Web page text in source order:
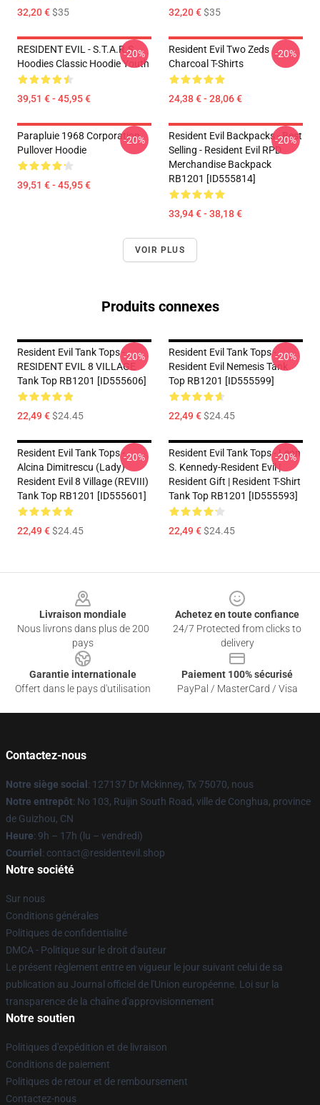
32,20 €$35 32,20 €$35
RESIDENT EVIL - S.T.A.R.S
Hoodies Classic Hoodie Youth
39,51 € - 45,95 €
-20%
Resident Evil Two Zeds
Charcoal T-Shirts
24,38 € - 28,06 €
-20%
Parapluie 1968 Corporation
Pullover Hoodie
39,51 € - 45,95 €
-20%
Resident Evil Backpacks - Best
Selling - Resident Evil RPD
Merchandise Backpack
RB1201 [ID555814]
33,94 € - 38,18 €
-20%
VOIR PLUS
Produits connexes
Resident Evil Tank Tops -
RESIDENT EVIL 8 VILLAGE
Tank Top RB1201 [ID555606]
22,49 €$24.45
-20%
Resident Evil Tank Tops -
Resident Evil Nemesis Tank
Top RB1201 [ID555599]
22,49 €$24.45
-20%
Resident Evil Tank Tops -
Alcina Dimitrescu (Lady)
Resident Evil 8 Village (REVIII)
Tank Top RB1201 [ID555601]
22,49 €$24.45
-20%
Resident Evil Tank Tops - Leon
S. Kennedy-Resident Evil |
Resident Gift | Resident T-Shirt
Tank Top RB1201 [ID555593]
22,49 €$24.45
-20%
Livraison mondiale
Nous livrons dans plus de 200
pays
Achetez en toute confiance
24/7 Protected from clicks to
delivery
Garantie internationale
Offert dans le pays d'utilisation
Paiement 100% sécurisé
PayPal / MasterCard / Visa
Contactez-nous
Notre siège social : 127137 Dr Mckinney, Tx 75070, nous
Notre entrepôt: No 103, Ruijin South Road, ville de Conghua, province
de Guizhou, CN
Heure: 9h – 17h (lu – vendredi)
Courriel : contact@residentevil.shop
Notre société
Sur nous
Conditions générales
Politiques de confidentialité
DMCA - Politique sur le droit d'auteur
Le présent règlement entre en vigueur le jour suivant celui de sa
publication au Journal officiel de l'Union européenne. Loi sur la
transparence de la chaîne d'approvisionnement
Notre soutien
Politiques d'expédition et de livraison
Conditions de paiement
Politiques de retour et de remboursement
Contactez-nous